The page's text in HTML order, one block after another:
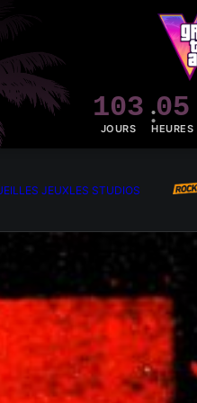
103
JOURS
05
HEURES
LES JEUXLES STUDIOS